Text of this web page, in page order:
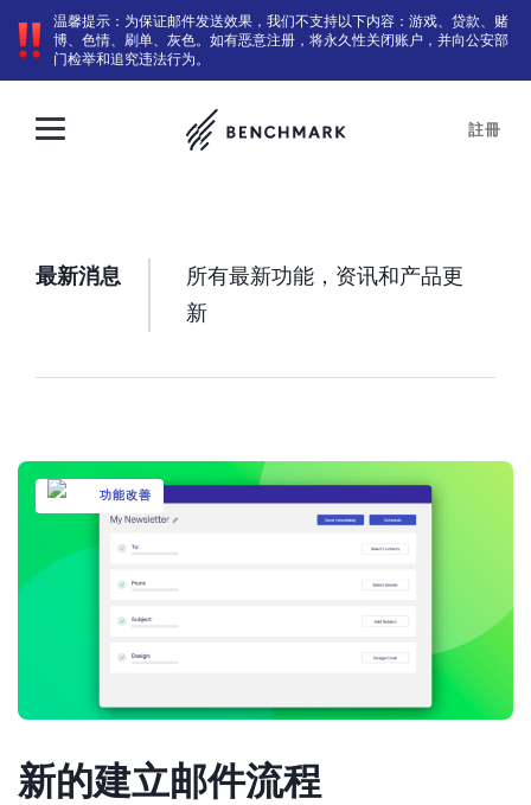
温馨提示：为保证邮件发送效果，我们不支持以下内容：游戏、贷款、赌
博、色情、刷单、灰色。如有恶意注册，将永久性关闭账户，并向公安部
门检举和追究违法行为。
註冊
最新消息
所有最新功能，资讯和产品更
新
功能改善
新的建立邮件流程